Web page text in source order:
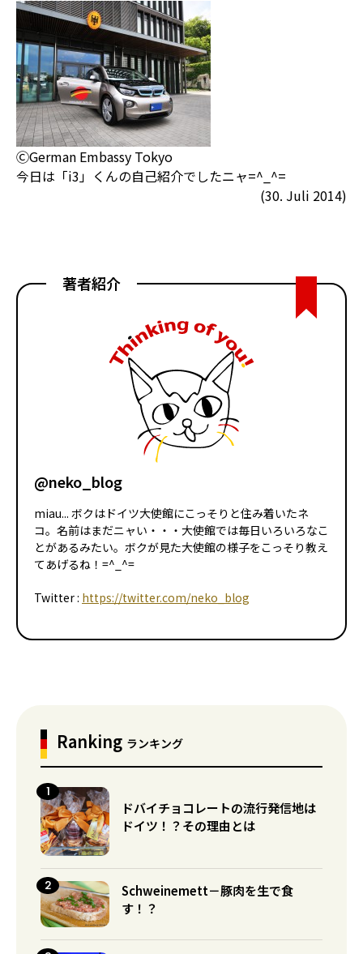
ⒸGerman Embassy Tokyo
今日は「i3」くんの自己紹介でしたニャ=^_^=
(30. Juli 2014)
著者紹介
@neko_blog
miau... ボクはドイツ大使館にこっそりと住み着いたネ
コ。名前はまだニャい・・・大使館では毎日いろいろなこ
とがあるみたい。ボクが見た大使館の様子をこっそり教え
てあげるね！=^_^=
Twitter : https://twitter.com/neko_blog
Ranking ランキング
ドバイチョコレートの流行発信地は
ドイツ！？その理由とは
Schweinemett－豚肉を生で食
す！？